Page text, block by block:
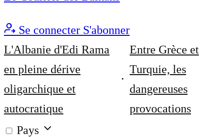
Se connecter S'abonner
L'Albanie d'Edi Rama
en pleine dérive
oligarchique et
autocratique
Entre Grèce et
Turquie, les
dangereuses
provocations
Pays